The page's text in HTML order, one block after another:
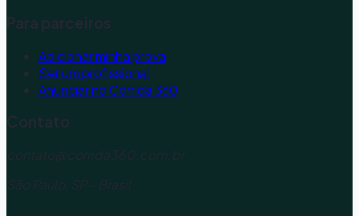
Para parceiros
Adicionar minha prova
Ser um profissional
Anunciar no Corrida 360
Contato
contato@corrida360.com.br
São Paulo, SP - Brasil